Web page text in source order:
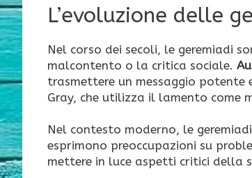
L’evoluzione delle
Nel corso dei secoli, le geremiadi
malcontento o la critica sociale.
trasmettere un messaggio potente
Gray, che utilizza il lamento come
Nel contesto moderno, le
esprimono preoccupazioni su
mettere in luce aspetti critici della